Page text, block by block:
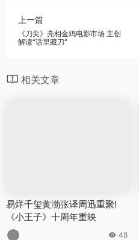
上一篇
《刀尖》亮相金鸡电影市场 主创
解读“话里藏刀”
相关文章
易烊千玺黄渤张译周迅重聚!
《小王子》十周年重映
48